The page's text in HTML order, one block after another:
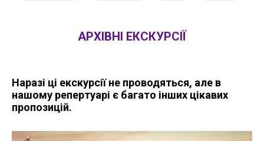
АРХІВНІ ЕКСКУРСІЇ
Наразі ці екскурсії не проводяться, але в
нашому репертуарі є багато інших цікавих
пропозицій.